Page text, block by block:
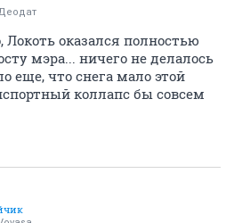
Локоть оказался полностью
мэра... ничего не делалось
еще, что снега мало этой
коллапс бы совсем